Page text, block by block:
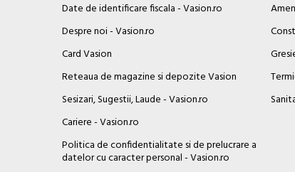
Date de identificare fiscala - Vasion.ro
Despre noi - Vasion.ro
Card Vasion
Reteaua de magazine si depozite Vasion
Sesizari, Sugestii, Laude - Vasion.ro
Cariere - Vasion.ro
Politica de confidentialitate si de prelucrare a
datelor cu caracter personal - Vasion.ro